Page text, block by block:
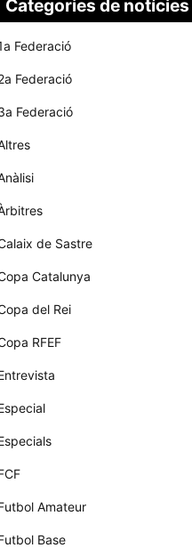
Categories de notícies
Federació
Federació
Federació
de Sastre
Catalunya
del Rei
RFEF
Amateur
Base